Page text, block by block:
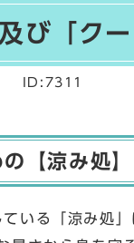
及び「ク
ID:7311
【涼み処
いる「涼み処